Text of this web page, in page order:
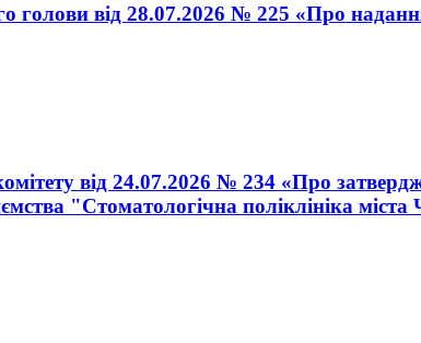
голови від 28.07.2026 № 225 «Про
від 24.07.2026 № 234 «Про
"Стоматологічна поліклініка